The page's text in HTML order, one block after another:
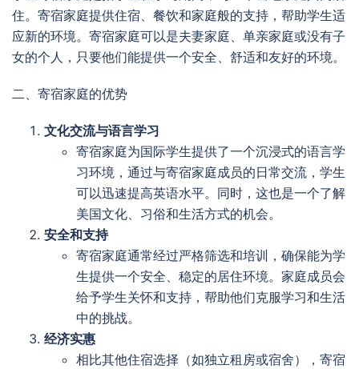
住。寄宿家庭提供住宿、餐饮和家庭般的支持，帮助学生适
应新的环境。寄宿家庭可以是夫妻家庭、单亲家庭或没有子
女的个人，只要他们能提供一个安全、舒适和友好的环境。
二、寄宿家庭的优势
文化交流与语言学习
寄宿家庭为国际学生提供了一个沉浸式的语言学
习环境，通过与寄宿家庭成员的日常交流，学生
可以迅速提高英语水平。同时，这也是一个了解
美国文化、习俗和生活方式的机会。
安全和支持
寄宿家庭通常经过严格筛选和培训，确保能为学
生提供一个安全、稳定的居住环境。家庭成员会
给予学生关怀和支持，帮助他们克服学习和生活
中的挑战。
经济实惠
相比其他住宿选择（如独立租房或宿舍），寄宿